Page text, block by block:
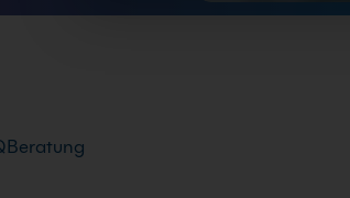
Beratung